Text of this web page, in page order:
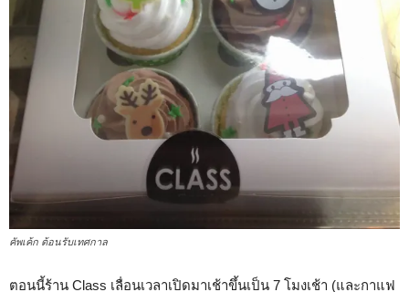
คัพเค้ก ต้อนรับเทศกาล
ตอนนี้ร้าน Class เลื่อนเวลาเปิดมาเช้าขึ้นเป็น 7 โมงเช้า (และกาแฟ